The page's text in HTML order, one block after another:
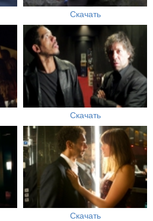
Скачать
Скачать
Скачать